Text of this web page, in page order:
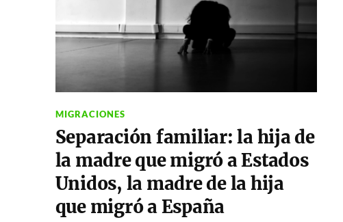
MIGRACIONES
Separación familiar: la hija de
la madre que migró a Estados
Unidos, la madre de la hija
que migró a España